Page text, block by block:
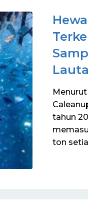
tahun
ton